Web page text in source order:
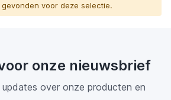
voor deze selectie.
onze nieuwsbrief
over onze producten en